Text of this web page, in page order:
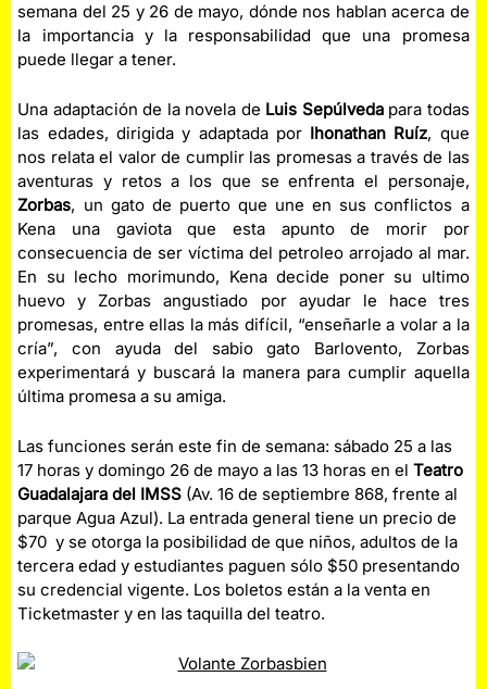
semana del 25 y 26 de mayo, dónde nos hablan acerca de
la importancia y la responsabilidad que una promesa
puede llegar a tener.
Una adaptación de la novela de Luis Sepúlveda para todas
las edades, dirigida y adaptada por Ihonathan Ruíz, que
nos relata el valor de cumplir las promesas a través de las
aventuras y retos a los que se enfrenta el personaje,
Zorbas, un gato de puerto que une en sus conflictos a
Kena una gaviota que esta apunto de morir por
consecuencia de ser víctima del petroleo arrojado al mar.
En su lecho morimundo, Kena decide poner su ultimo
huevo y Zorbas angustiado por ayudar le hace tres
promesas, entre ellas la más difícil, “enseñarle a volar a la
cría”, con ayuda del sabio gato Barlovento, Zorbas
experimentará y buscará la manera para cumplir aquella
última promesa a su amiga.
Las funciones serán este fin de semana: sábado 25 a las
17 horas y domingo 26 de mayo a las 13 horas en el Teatro
Guadalajara del IMSS (Av. 16 de septiembre 868, frente al
parque Agua Azul). La entrada general tiene un precio de
$70 y se otorga la posibilidad de que niños, adultos de la
tercera edad y estudiantes paguen sólo $50 presentando
su credencial vigente. Los boletos están a la venta en
Ticketmaster y en las taquilla del teatro.